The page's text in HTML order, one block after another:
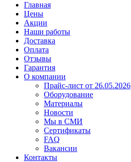
Главная
Цены
Акции
Наши работы
Доставка
Оплата
Отзывы
Гарантия
О компании
Прайс-лист от 26.05.2026
Оборудование
Материалы
Новости
Мы в СМИ
Сертификаты
FAQ
Вакансии
Контакты